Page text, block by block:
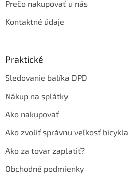
Prečo nakupovať u nás
Kontaktné údaje
Praktické
Sledovanie balíka DPD
Nákup na splátky
Ako nakupovať
Ako zvoliť správnu veľkosť bicykla
Ako za tovar zaplatiť?
Obchodné podmienky